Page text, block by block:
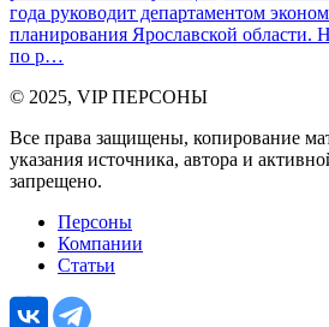
года руководит департаментом
планирования Ярославской области.
по р…
© 2025, VIP ПЕРСОНЫ
Все права защищены, копирование
указания источника, автора и
запрещено.
Персоны
Компании
Статьи